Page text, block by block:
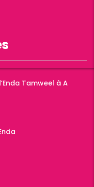
Tamweel à A